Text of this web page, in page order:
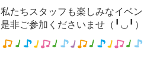
私たちスタッフも楽しみなイベ
是非ご参加くださいませ（╹◡╹